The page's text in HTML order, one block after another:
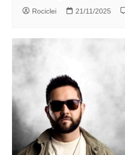
Rociclei 21/11/2025